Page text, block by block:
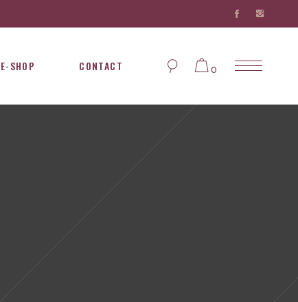
E-SHOP CONTACT 0